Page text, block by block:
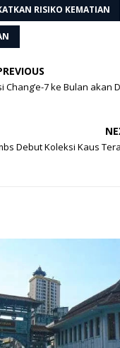
RISIKO KEMATIAN
Chang’e-7 ke Bulan akan
Debut Koleksi Kaus